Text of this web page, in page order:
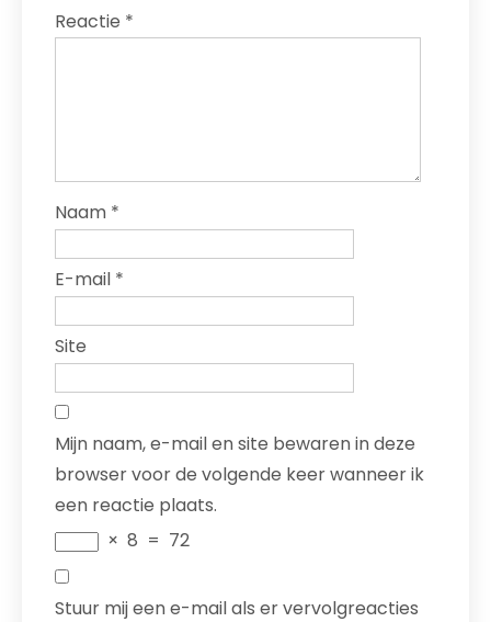
Reactie *
Naam *
E-mail *
Site
Mijn naam, e-mail en site bewaren in deze
browser voor de volgende keer wanneer ik
een reactie plaats.
× 8 = 72
Stuur mij een e-mail als er vervolgreacties